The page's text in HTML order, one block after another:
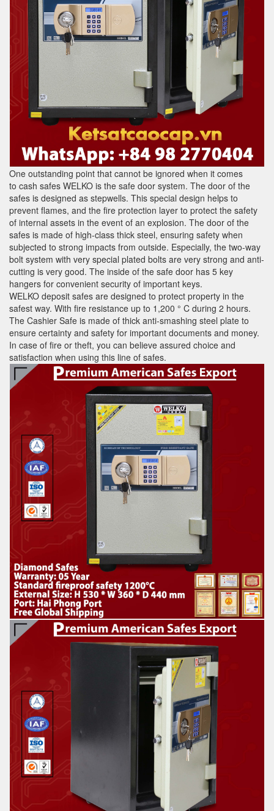
One outstanding point that cannot be ignored when it comes
to cash safes WELKO is the safe door system. The door of the
safes is designed as stepwells. This special design helps to
prevent flames, and the fire protection layer to protect the safety
of internal assets in the event of an explosion. The door of the
safes is made of high-class thick steel, ensuring safety when
subjected to strong impacts from outside. Especially, the two-way
bolt system with very special plated bolts are very strong and anti-
cutting is very good. The inside of the safe door has 5 key
hangers for convenient security of important keys.
WELKO deposit safes are designed to protect property in the
safest way. With fire resistance up to 1,200 ° C during 2 hours.
The Cashier Safe is made of thick anti-smashing steel plate to
ensure certainty and safety for important documents and money.
In case of fire or theft, you can believe assured choice and
satisfaction when using this line of safes.